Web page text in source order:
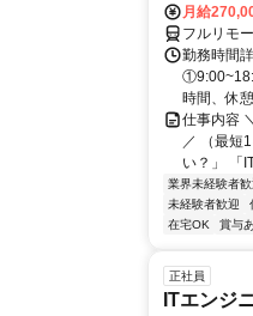
月給
フルリモ
勤務時間
時間、休
仕事内容
／ （最短
い？」 「
業界未経験者歓
未経験者歓迎
在宅OK
賞与
正社員
ITエンジ